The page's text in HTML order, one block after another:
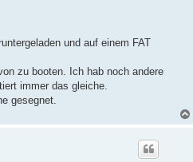
und auf einem FAT
zu booten. Ich hab noch andere
immer das gleiche.
gesegnet.